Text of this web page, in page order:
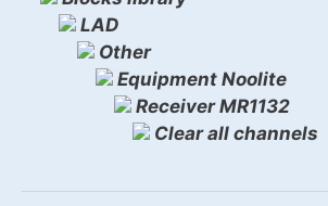
LAD
Other
Equipment Noolite
Receiver MR1132
Clear all channels